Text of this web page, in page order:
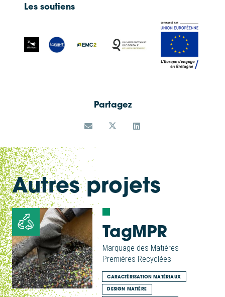
Les soutiens
Partagez
Autres projets
TagMPR
Marquage des Matières
Premières Recyclées
CARACTÉRISATION MATÉRIAUX
DESIGN MATIÈRE